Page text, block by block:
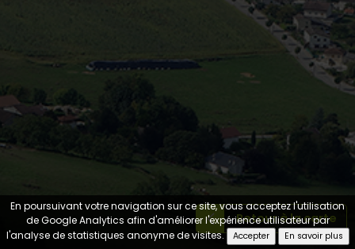
En poursuivant votre navigation sur ce site, vous acceptez l'utilisation
de Google Analytics afin d'améliorer l'expérience utilisateur par
l'analyse de statistiques anonyme de visites.
Retour à la carte